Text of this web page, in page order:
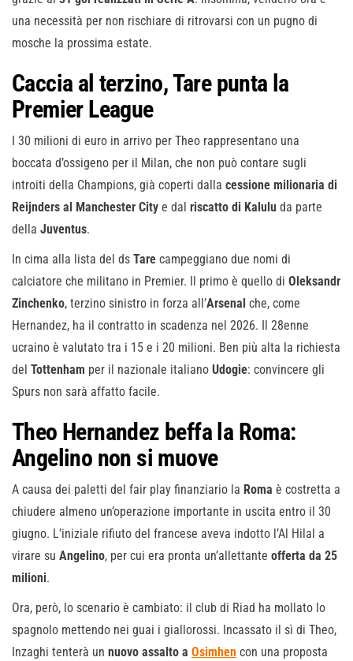
una necessità per non rischiare di ritrovarsi con un pugno di
mosche la prossima estate.
Caccia al terzino, Tare punta la
Premier League
I 30 milioni di euro in arrivo per Theo rappresentano una
boccata d’ossigeno per il Milan, che non può contare sugli
introiti della Champions, già coperti dalla cessione milionaria di
Reijnders al Manchester City e dal riscatto di Kalulu da parte
della Juventus.
In cima alla lista del ds Tare campeggiano due nomi di
calciatore che militano in Premier. Il primo è quello di Oleksandr
Zinchenko, terzino sinistro in forza all’Arsenal che, come
Hernandez, ha il contratto in scadenza nel 2026. Il 28enne
ucraino è valutato tra i 15 e i 20 milioni. Ben più alta la richiesta
del Tottenham per il nazionale italiano Udogie: convincere gli
Spurs non sarà affatto facile.
Theo Hernandez beffa la Roma:
Angelino non si muove
A causa dei paletti del fair play finanziario la Roma è costretta a
chiudere almeno un’operazione importante in uscita entro il 30
giugno. L’iniziale rifiuto del francese aveva indotto l’Al Hilal a
virare su Angelino, per cui era pronta un’allettante offerta da 25
milioni.
Ora, però, lo scenario è cambiato: il club di Riad ha mollato lo
spagnolo mettendo nei guai i giallorossi. Incassato il sì di Theo,
Inzaghi tenterà un nuovo assalto a Osimhen con una proposta